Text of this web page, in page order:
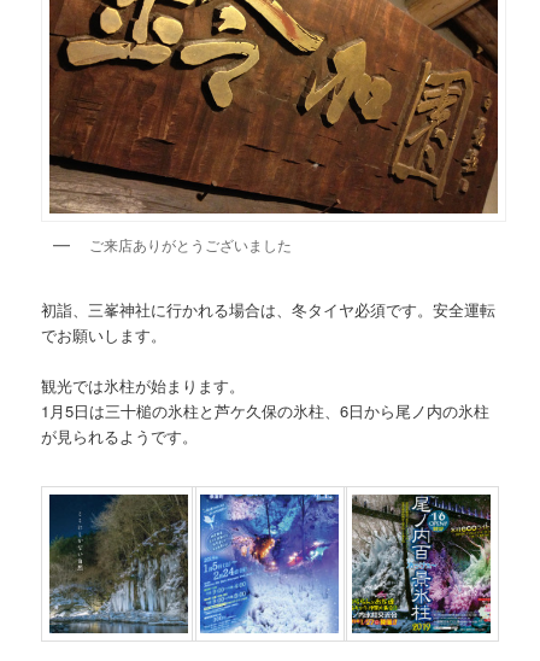
ご来店ありがとうございました
初詣、三峯神社に行かれる場合は、冬タイヤ必須です。安全運転
でお願いします。
観光では氷柱が始まります。
1月5日は三十槌の氷柱と芦ケ久保の氷柱、6日から尾ノ内の氷柱
が見られるようです。